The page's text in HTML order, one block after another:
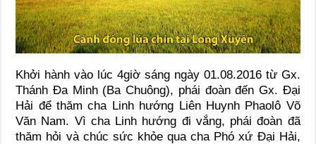
Khởi hành vào lúc 4giờ sáng ngày 01.08.2016 từ Gx.
Thánh Đa Minh (Ba Chuông), phái đoàn đến Gx. Đại
Hải để thăm cha Linh hướng Liên Huynh Phaolô Võ
Văn Nam. Vì cha Linh hướng đi vắng, phái đoàn đã
thăm hỏi và chúc sức khỏe qua cha Phó xứ Đại Hải,